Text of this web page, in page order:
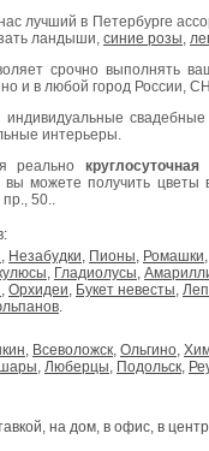
лучший в Петербурге
ландыши, синие розы,
срочно выполнять
и в любой город России,
интерьеры.
реально
вы можете получить
пр., 50..
, Незабудки, Пионы, Ромашки,
, Гладиолусы,
, Орхидеи, Букет невесты,
.
, Всеволожск, Ольгино,
, Люберцы, Подольск,
на дом, в офис, в